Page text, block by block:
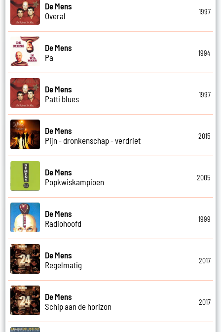
De Mens
Overal
1997
De Mens
Pa
1994
De Mens
Patti blues
1997
De Mens
Pijn - dronkenschap - verdriet
2015
De Mens
Popkwiskampioen
2005
De Mens
Radiohoofd
1999
De Mens
Regelmatig
2017
De Mens
Schip aan de horizon
2017